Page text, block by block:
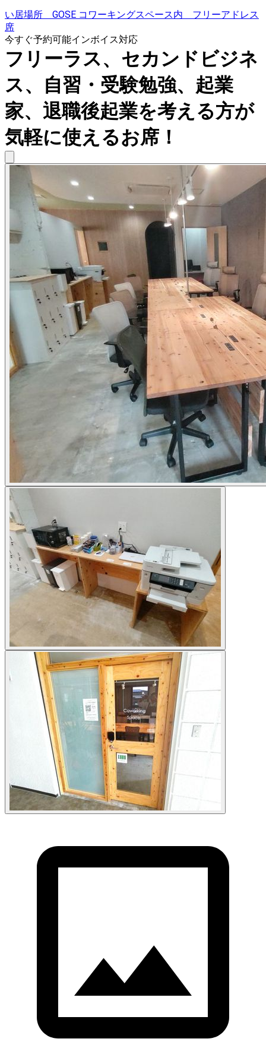
い居場所 GOSE コワーキングスペース内 フリーアドレス
席
今すぐ予約可能インボイス対応
フリーラス、セカンドビジネ
ス、自習・受験勉強、起業
家、退職後起業を考える方が
気軽に使えるお席！